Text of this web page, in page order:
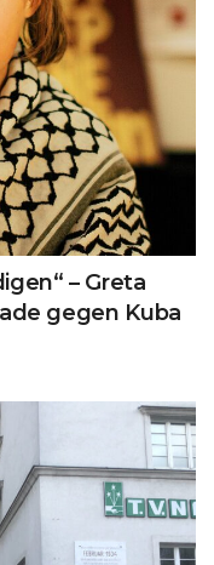
– Greta
gegen Kuba